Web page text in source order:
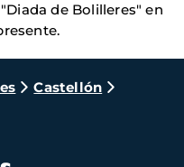
de Bolilleres" en
Castellón